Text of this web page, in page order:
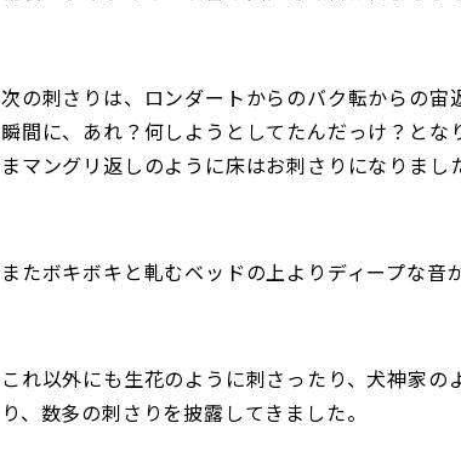
次の刺さりは、ロンダートからのバク転からの
瞬間に、あれ？何しようとしてたんだっけ？と
まマングリ返しのように床はお刺さりになりまし
またボキボキと軋むベッドの上よりディープな音
これ以外にも生花のように刺さったり、犬神家
り、数多の刺さりを披露してきました。